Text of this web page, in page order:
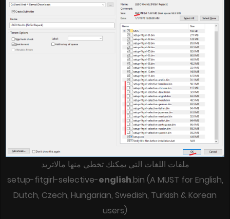
ملفات اللغات التي يمكنك تخطي منها مالاتريد
setup-fitgirl-selective-english.bin (A MUST for English,
Dutch, Czech, Hungarian, Swedish, Turkish & Korean
users)